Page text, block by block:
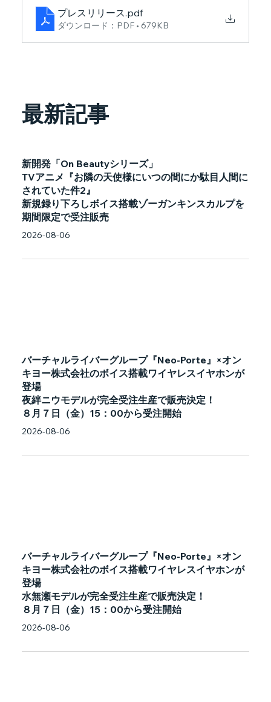
プレスリリース.pdf
ダウンロード：PDF • 679KB
新開発「On Beautyシリーズ」
TVアニメ『お隣の天使様にいつの間にか駄目人間に
されていた件2』
新規録り下ろしボイス搭載ゾーガンキンスカルプを
期間限定で受注販売
2026-08-06
バーチャルライバーグループ『Neo-Porte』×オン
キヨー株式会社のボイス搭載ワイヤレスイヤホンが
登場
夜絆ニウモデルが完全受注生産で販売決定！
８月７日（金）15：00から受注開始
2026-08-06
バーチャルライバーグループ『Neo-Porte』×オン
キヨー株式会社のボイス搭載ワイヤレスイヤホンが
登場
水無瀬モデルが完全受注生産で販売決定！
８月７日（金）15：00から受注開始
2026-08-06
最新記事